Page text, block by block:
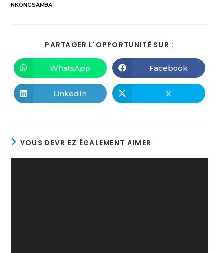
NKONGSAMBA
PARTAGER L'OPPORTUNITÉ SUR :
WhatsApp Facebook
LinkedIn X
VOUS DEVRIEZ ÉGALEMENT AIMER